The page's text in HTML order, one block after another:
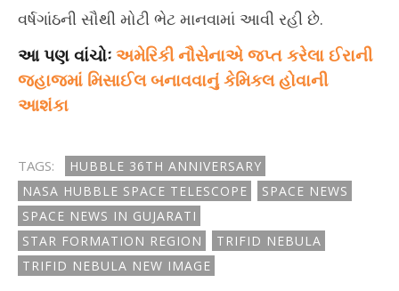
વર્ષગાંઠની સૌથી મોટી ભેટ માનવામાં આવી રહી છે.
આ પણ વાંચોઃઅમેરિકી નૌસેનાએ જપ્ત કરેલા ઈરાની
જહાજમાં મિસાઈલ બનાવવાનું કેમિકલ હોવાની
આશંકા
TAGS:
HUBBLE 36TH ANNIVERSARY
NASA HUBBLE SPACE TELESCOPE
SPACE NEWS
SPACE NEWS IN GUJARATI
STAR FORMATION REGION
TRIFID NEBULA
TRIFID NEBULA NEW IMAGE